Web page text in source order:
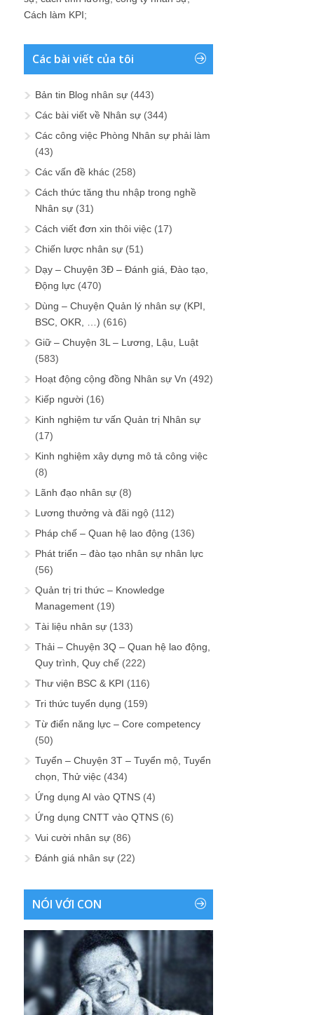
Cách làm KPI;
Các bài viết của tôi
Bản tin Blog nhân sự (443)
Các bài viết về Nhân sự (344)
Các công việc Phòng Nhân sự phải làm
(43)
Các vấn đề khác (258)
Cách thức tăng thu nhập trong nghề
Nhân sự (31)
Cách viết đơn xin thôi việc (17)
Chiến lược nhân sự (51)
Dạy – Chuyện 3Đ – Đánh giá, Đào tạo,
Động lực (470)
Dùng – Chuyện Quản lý nhân sự (KPI,
BSC, OKR, …) (616)
Giữ – Chuyện 3L – Lương, Lậu, Luật
(583)
Hoạt động cộng đồng Nhân sự Vn (492)
Kiếp người (16)
Kinh nghiệm tư vấn Quản trị Nhân sự
(17)
Kinh nghiệm xây dựng mô tả công việc
(8)
Lãnh đạo nhân sự (8)
Lương thưởng và đãi ngộ (112)
Pháp chế – Quan hệ lao động (136)
Phát triển – đào tạo nhân sự nhân lực
(56)
Quản trị tri thức – Knowledge
Management (19)
Tài liệu nhân sự (133)
Thải – Chuyện 3Q – Quan hệ lao động,
Quy trình, Quy chế (222)
Thư viện BSC & KPI (116)
Tri thức tuyển dụng (159)
Từ điển năng lực – Core competency
(50)
Tuyển – Chuyện 3T – Tuyển mộ, Tuyển
chọn, Thử việc (434)
Ứng dụng AI vào QTNS (4)
Ứng dụng CNTT vào QTNS (6)
Vui cười nhân sự (86)
Đánh giá nhân sự (22)
NÓI VỚI CON